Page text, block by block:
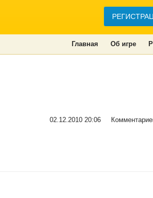
Главная Об игре
02.12.2010 20:06